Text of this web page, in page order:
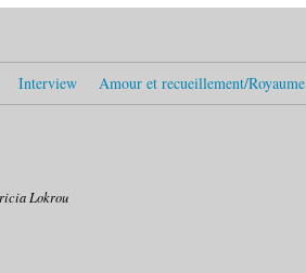
Interview Amour et recueillement/Royaume
Lokrou